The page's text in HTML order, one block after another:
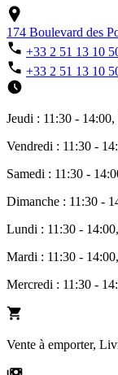
174 Boulevard des
+33 2 51 13 10
+33 2 51 13 10
Jeudi : 11:30 -
Vendredi : 11:30 -
Samedi : 11:30 -
Dimanche : 11:30 -
Lundi : 11:30 -
Mardi : 11:30 -
Mercredi : 11:30 -
Vente à emporter,